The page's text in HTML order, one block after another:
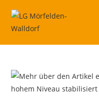
Inhalt
springen